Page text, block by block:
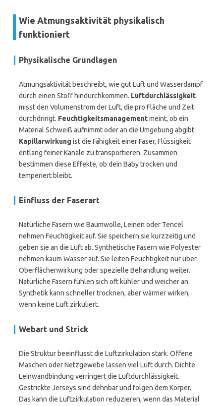
Wie Atmungsaktivität physikalisch
funktioniert
Physikalische Grundlagen
Atmungsaktivität beschreibt, wie gut Luft und Wasserdampf
durch einen Stoff hindurchkommen. Luftdurchlässigkeit
misst den Volumenstrom der Luft, die pro Fläche und Zeit
durchdringt. Feuchtigkeitsmanagementmeint, ob ein
Material Schweiß aufnimmt oder an die Umgebung abgibt.
Kapillarwirkung ist die Fähigkeit einer Faser, Flüssigkeit
entlang feiner Kanäle zu transportieren. Zusammen
bestimmen diese Effekte, ob dein Baby trocken und
temperiert bleibt.
Einfluss der Faserart
Natürliche Fasern wie Baumwolle, Leinen oder Tencel
nehmen Feuchtigkeit auf. Sie speichern sie kurzzeitig und
geben sie an die Luft ab. Synthetische Fasern wie Polyester
nehmen kaum Wasser auf. Sie leiten Feuchtigkeit nur über
Oberflächenwirkung oder spezielle Behandlung weiter.
Natürliche Fasern fühlen sich oft kühler und weicher an.
Synthetik kann schneller trocknen, aber wärmer wirken,
wenn keine Luft zirkuliert.
Webart und Strick
Die Struktur beeinflusst die Luftzirkulation stark. Offene
Maschen oder Netzgewebe lassen viel Luft durch. Dichte
Leinwandbindung verringert die Luftdurchlässigkeit.
Gestrickte Jerseys sind dehnbar und folgen dem Körper.
Das kann die Luftzirkulation reduzieren, wenn das Material